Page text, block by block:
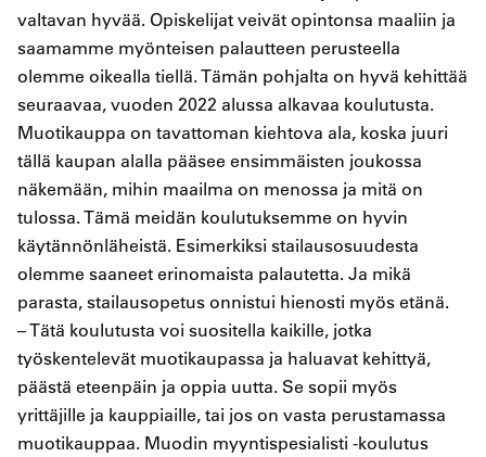
valtavan hyvää. Opiskelijat veivät opintonsa maaliin ja
saamamme myönteisen palautteen perusteella
olemme oikealla tiellä. Tämän pohjalta on hyvä kehittää
seuraavaa, vuoden 2022 alussa alkavaa koulutusta.
Muotikauppa on tavattoman kiehtova ala, koska juuri
tällä kaupan alalla pääsee ensimmäisten joukossa
näkemään, mihin maailma on menossa ja mitä on
tulossa. Tämä meidän koulutuksemme on hyvin
käytännönläheistä. Esimerkiksi stailausosuudesta
olemme saaneet erinomaista palautetta. Ja mikä
parasta, stailausopetus onnistui hienosti myös etänä.
– Tätä koulutusta voi suositella kaikille, jotka
työskentelevät muotikaupassa ja haluavat kehittyä,
päästä eteenpäin ja oppia uutta. Se sopii myös
yrittäjille ja kauppiaille, tai jos on vasta perustamassa
muotikauppaa. Muodin myyntispesialisti -koulutus